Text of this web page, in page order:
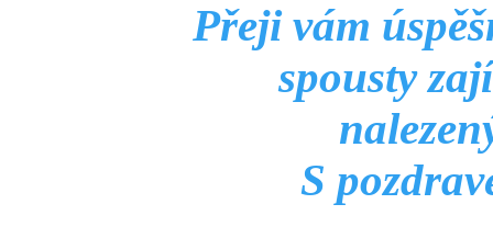
Přeji vám
spousty
S